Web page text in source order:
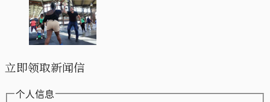
立即领取新闻信
个人信息